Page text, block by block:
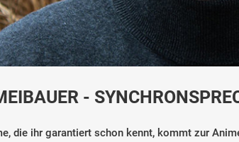
-
die ihr garantiert schon kennt, kommt zur